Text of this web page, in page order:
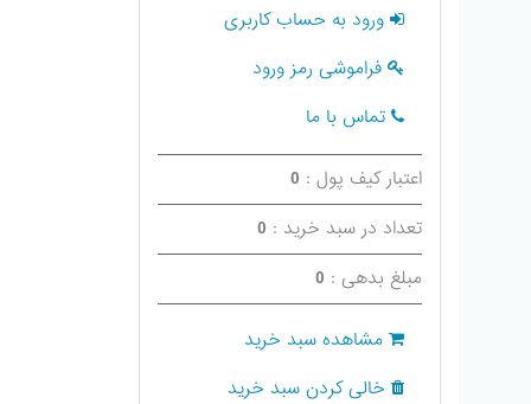
ورود به حساب کاربری
فراموشی رمز ورود
تماس با ما
اعتبار کیف پول : 0
تعداد در سبد خرید : 0
مبلغ بدهی : 0
مشاهده سبد خرید
خالی کردن سبد خرید